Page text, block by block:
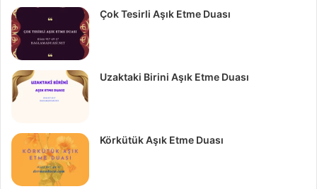
Çok Tesirli Aşık Etme Duası
Uzaktaki Birini Aşık Etme Duası
Körkütük Aşık Etme Duası